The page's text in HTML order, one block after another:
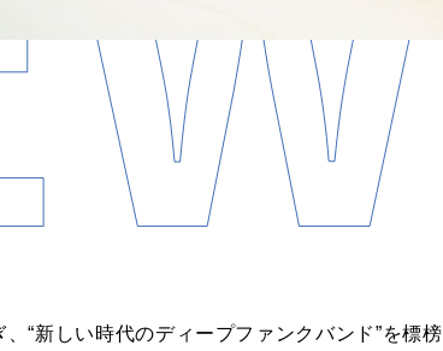
“新しい時代のディープファンクバンド”を標